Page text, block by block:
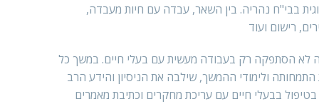
בבי"ח נהריה. בין השאר, עבדה עם חיות מעבדה,
רישום ועוד
לא הסתפקה רק בעבודה מעשית עם בעלי חיים. במשך כל
התמחותה ולימודי ההמשך, שילבה את הניסיון והידע הרב
בבעלי חיים עם עריכת מחקרים וכתיבת מאמרים